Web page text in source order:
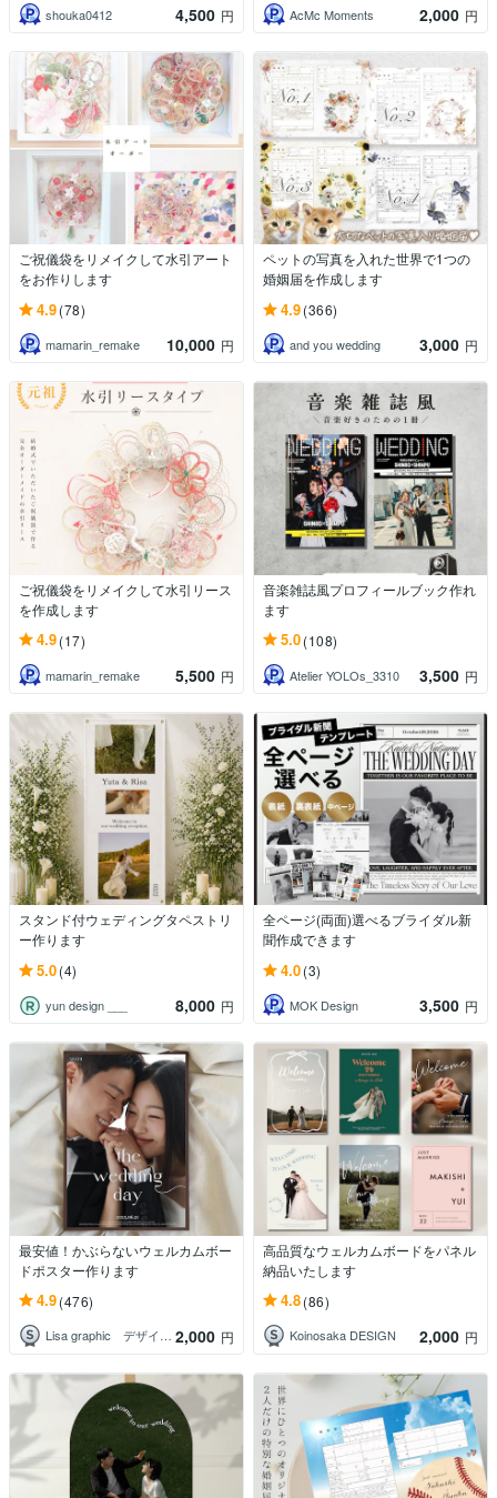
shouka0412 4,500 円 AcMc Moments 2,000 円
ご祝儀袋をリメイクして水引アート
をお作りします
4.9(78)
mamarin_remake 10,000 円
ペットの写真を入れた世界で1つの
婚姻届を作成します
4.9(366)
and you wedding 3,000 円
ご祝儀袋をリメイクして水引リース
を作成します
4.9(17)
mamarin_remake 5,500 円
音楽雑誌風プロフィールブック作れ
ます
5.0(108)
Atelier YOLOs_3310 3,500 円
スタンド付ウェディングタペストリ
ー作ります
5.0(4)
yun design ___ 8,000 円
全ページ(両面)選べるブライダル新
聞作成できます
4.0(3)
MOK Design 3,500 円
最安値！かぶらないウェルカムボー
ドポスター作ります
4.9(476)
Lisa graphic デザイン制作 2,000 円
高品質なウェルカムボードをパネル
納品いたします
4.8(86)
Koinosaka DESIGN 2,000 円